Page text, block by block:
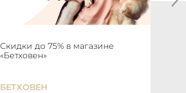
Скидки до 75% в магазине
«Бетховен»
БЕТХОВЕН